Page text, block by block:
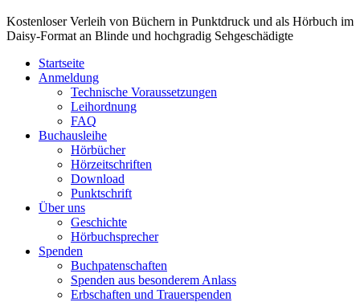
Kostenloser Verleih von Büchern in Punktdruck und als Hörbuch im
Daisy-Format an Blinde und hochgradig Sehgeschädigte
Startseite
Anmeldung
Technische Voraussetzungen
Leihordnung
FAQ
Buchausleihe
Hörbücher
Hörzeitschriften
Download
Punktschrift
Über uns
Geschichte
Hörbuchsprecher
Spenden
Buchpatenschaften
Spenden aus besonderem Anlass
Erbschaften und Trauerspenden